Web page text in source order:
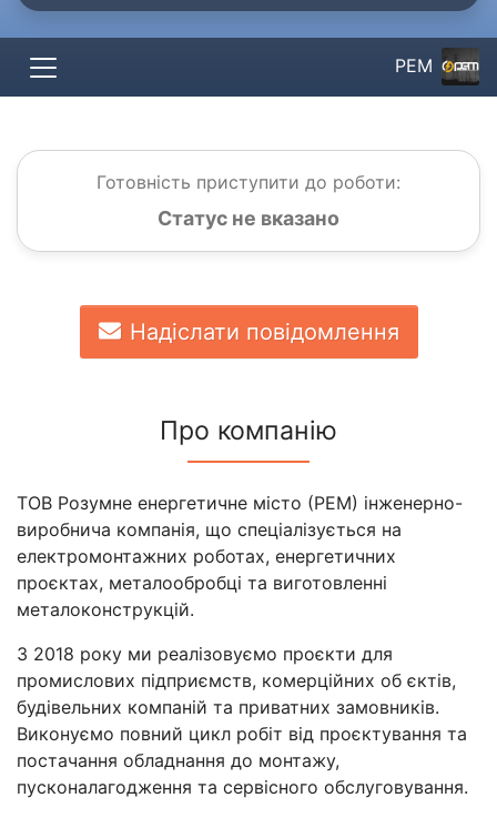
РЕМ
Готовність приступити до роботи:
Статус не вказано
Надіслати повідомлення
Про компанію
ТОВ Розумне енергетичне місто (РЕМ) інженерно-
виробнича компанія, що спеціалізується на
електромонтажних роботах, енергетичних
проєктах, металообробці та виготовленні
металоконструкцій.
З 2018 року ми реалізовуємо проєкти для
промислових підприємств, комерційних об єктів,
будівельних компаній та приватних замовників.
Виконуємо повний цикл робіт від проєктування та
постачання обладнання до монтажу,
пусконалагодження та сервісного обслуговування.